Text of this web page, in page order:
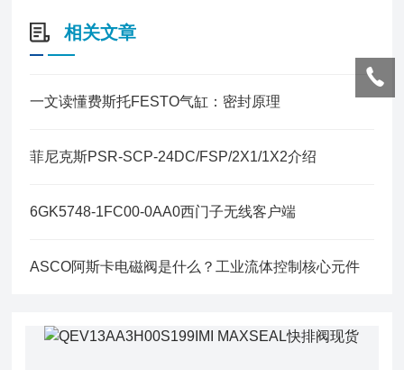
相关文章
一文读懂费斯托FESTO气缸：密封原理
菲尼克斯PSR-SCP-24DC/FSP/2X1/1X2介绍
6GK5748-1FC00-0AA0西门子无线客户端
ASCO阿斯卡电磁阀是什么？工业流体控制核心元件